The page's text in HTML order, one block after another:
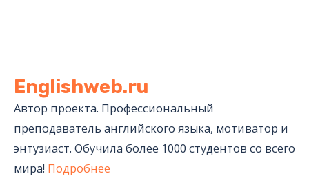
Englishweb.ru
Автор проекта. Профессиональный
преподаватель английского языка, мотиватор и
энтузиаст. Обучила более 1000 студентов со всего
мира! Подробнее